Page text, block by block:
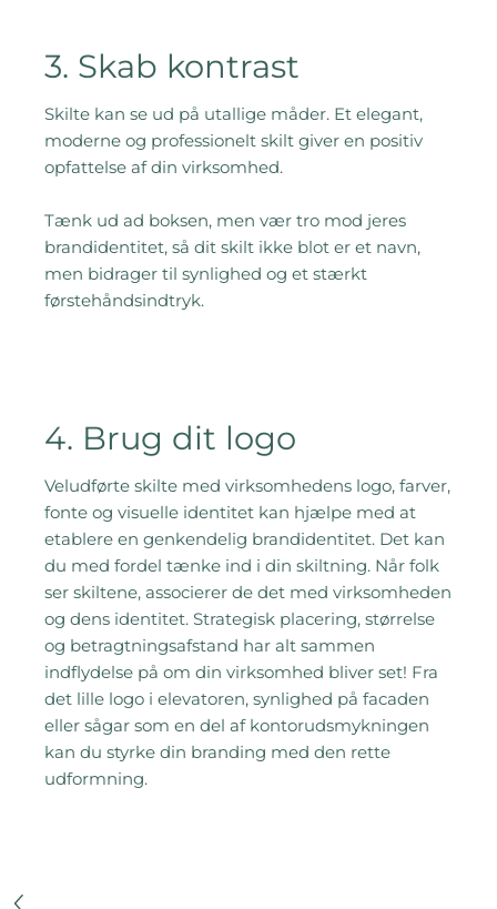
3. Skab kontrast
Skilte kan se ud på utallige måder. Et elegant,
moderne og professionelt skilt giver en positiv
opfattelse af din virksomhed.
Tænk ud ad boksen, men vær tro mod jeres
brandidentitet, så dit skilt ikke blot er et navn,
men bidrager til synlighed og et stærkt
førstehåndsindtryk.
4. Brug dit logo
Veludførte skilte med virksomhedens logo, farver,
fonte og visuelle identitet kan hjælpe med at
etablere en genkendelig brandidentitet. Det kan
du med fordel tænke ind i din skiltning. Når folk
ser skiltene, associerer de det med virksomheden
og dens identitet. Strategisk placering, størrelse
og betragtningsafstand har alt sammen
indflydelse på om din virksomhed bliver set! Fra
det lille logo i elevatoren, synlighed på facaden
eller sågar som en del af kontorudsmykningen
kan du styrke din branding med den rette
udformning.